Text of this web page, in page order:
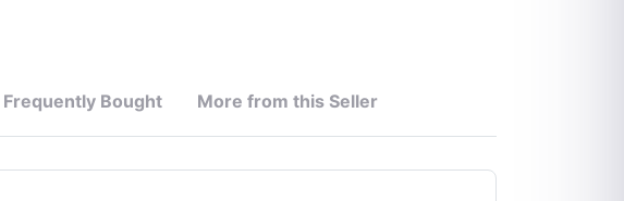
Frequently Bought More from this Seller